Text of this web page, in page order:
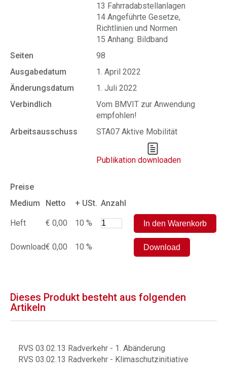
13 Fahrradabstellanlagen
14 Angeführte Gesetze,
Richtlinien und Normen
15 Anhang: Bildband
Seiten
98
Ausgabedatum
1. April 2022
Änderungsdatum
1. Juli 2022
Verbindlich
Vom BMVIT zur Anwendung
empfohlen!
Arbeitsausschuss
STA07 Aktive Mobilität
Publikation downloaden
Preise
Medium
Netto + USt. Anzahl
Heft € 0,00 10 %
Download€ 0,00 10 %
Dieses Produkt besteht aus folgenden
Artikeln
RVS 03.02.13 Radverkehr - 1. Abänderung
RVS 03.02.13 Radverkehr - Klimaschutzinitiative